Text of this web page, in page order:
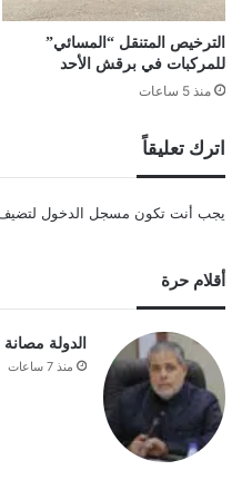
الترخيص المتنقل “المسائي”
للمركبات في برقش الأحد
منذ 5 ساعات
اترك تعليقاً
يجب أنت تكون مسجل الدخول
أقلام حرة
الدولة
منذ 7 ساعات